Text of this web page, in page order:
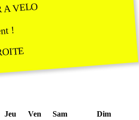
A VELO
!
Jeu Ven Sam Dim